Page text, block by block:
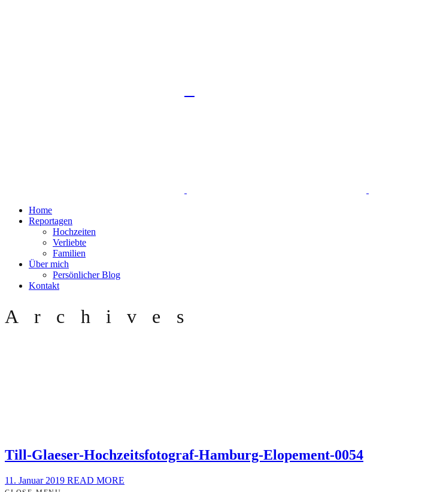
Home
Reportagen
Hochzeiten
Verliebte
Familien
Über mich
Persönlicher Blog
Kontakt
Archives
Till-Glaeser-Hochzeitsfotograf-Hamburg-Elopement-0054
11. Januar 2019 READ MORE